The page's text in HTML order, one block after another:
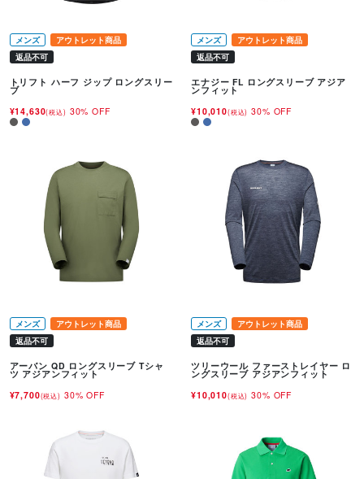
メンズ
アウトレット商品
返品不可
トリフト ハーフ ジップ ロングスリー
ブ
¥14,630(税込) 30% OFF
メンズ
アウトレット商品
返品不可
エナジー FL ロングスリーブ アジア
ンフィット
¥10,010(税込) 30% OFF
メンズ
アウトレット商品
返品不可
アーバン QD ロングスリーブ Tシャ
ツ アジアンフィット
¥7,700(税込) 30% OFF
メンズ
アウトレット商品
返品不可
ツリーウール ファーストレイヤー ロ
ングスリーブ アジアンフィット
¥10,010(税込) 30% OFF